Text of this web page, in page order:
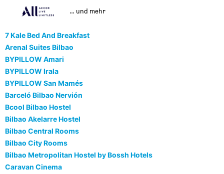
… und mehr
7 Kale Bed And Breakfast
Arenal Suites Bilbao
BYPILLOW Amari
BYPILLOW Irala
BYPILLOW San Mamés
Barceló Bilbao Nervión
Bcool Bilbao Hostel
Bilbao Akelarre Hostel
Bilbao Central Rooms
Bilbao City Rooms
Bilbao Metropolitan Hostel by Bossh Hotels
Caravan Cinema